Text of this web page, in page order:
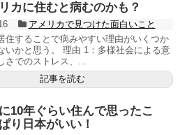
カに住むと病むのかも？
アメリカで見つけた面白いこと
住することで病みやすい理由がいくつか
いかと思う。 理由 1：多様社会による意
さでのストレス、...
記事を読む
10年ぐらい住んで思ったこ
り日本がいい！